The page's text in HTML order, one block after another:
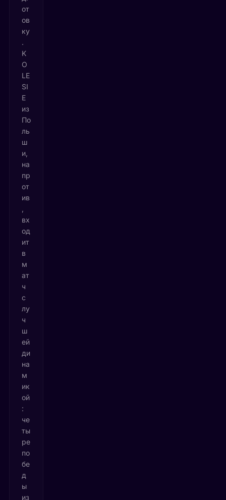
от
ов
ку
.
K
O
LE
SI
E
из
По
ль
ш
и,
на
пр
от
ив
вх
од
ит
в
м
ат
ч
с
лу
ч
ш
ей
ди
на
м
ик
ой
:
че
ты
ре
по
бе
д
ы
из